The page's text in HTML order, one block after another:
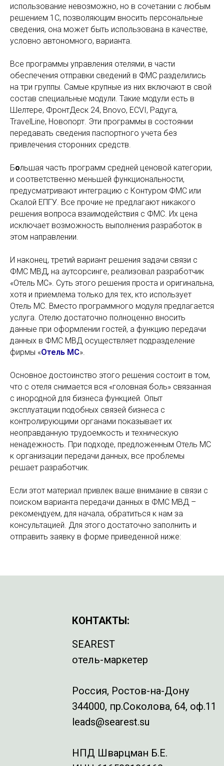
использование невозможно, но в сочетании с любым
решением 1С, позволяющим вносить персональные
сведения, она может быть использована в качестве,
условно автономного, варианта.
Все программы управления отелями, в части
обеспечения отправки сведений в ФМС разделились
на три группы. Самые крупные из них включают в свой
состав специальные модули. Такие модули есть в
Шелтере, ФронтДеск 24, Bnovo, ECVI, Радуга,
TravelLine, Новопорт. Эти программы в состоянии
передавать сведения паспортного учета без
привлечения сторонних средств.
Большая часть программ средней ценовой категории,
и соответственно меньшей функциональности,
предусматривают интеграцию с Контуром ФМС или
Скалой ЕПГУ. Все прочие не предлагают никакого
решения вопроса взаимодействия с ФМС. Их цена
исключает возможность выполнения разработок в
этом направлении.
И наконец, третий вариант решения задачи связи с
ФМС МВД, на аутсорсинге, реализовал разработчик
«Отель МС». Суть этого решения проста и оригинальна,
хотя и приемлема только для тех, кто использует
Отель МС. Вместо программного модуля предлагается
услуга. Отелю достаточно полноценно вносить
данные при оформлении гостей, а функцию передачи
данных в ФМС МВД осуществляет подразделение
фирмы «Отель МС».
Основное достоинство этого решения состоит в том,
что с отеля снимается вся «головная боль» связанная
с инородной для бизнеса функцией. Опыт
эксплуатации подобных связей бизнеса с
контролирующими органами показывает их
неоправданную трудоемкость и техническую
ненадежность. При подходе, предложенным Отель МС
к организации передачи данных, все проблемы
решает разработчик.
Если этот материал привлек ваше внимание в связи с
поиском варианта передачи данных в ФМС МВД –
рекомендуем, для начала, обратиться к нам за
консультацией. Для этого достаточно заполнить и
отправить заявку в форме приведенной ниже:
КОНТАКТЫ:
SEAREST
отель-маркетер
Россия, Ростов-на-Дону
344000, пр.Соколова, 64, оф.11
leads@searest.su
НПД Шварцман Б.Е.